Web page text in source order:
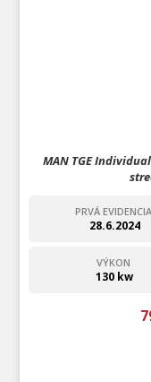
MAN TGE
PRVÁ EVIDENCIA
28.6.2024
VÝKON
130 kw